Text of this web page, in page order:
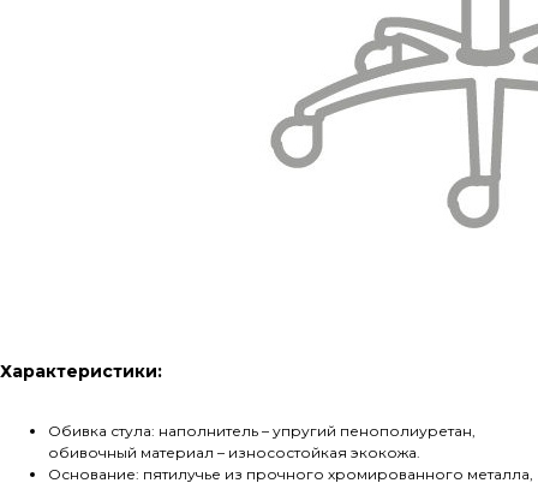
Характеристики:
Обивка стула: наполнитель – упругий пенополиуретан,
обивочный материал – износостойкая экокожа.
Основание: пятилучье из прочного хромированного металла,